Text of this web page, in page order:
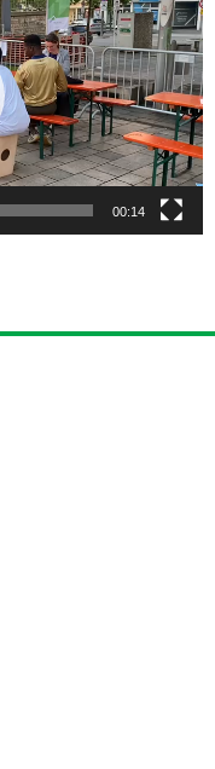
00:14